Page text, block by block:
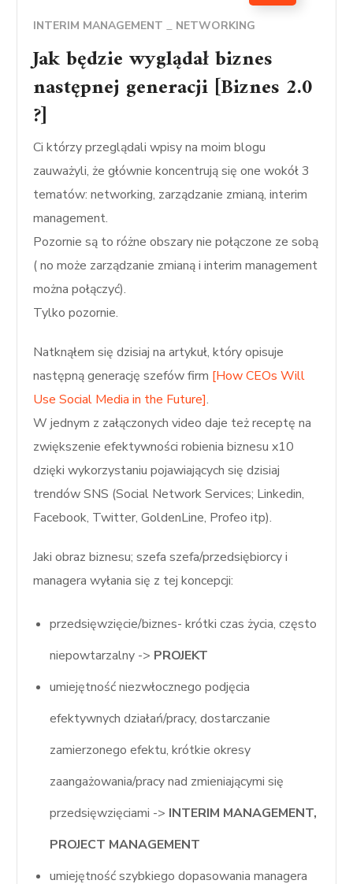
INTERIM MANAGEMENT NETWORKING
Jak będzie wyglądał biznes
następnej generacji [Biznes 2.0
?]
Ci którzy przeglądali wpisy na moim blogu
zauważyli, że głównie koncentrują się one wokół 3
tematów: networking, zarządzanie zmianą, interim
management.
Pozornie są to różne obszary nie połączone ze sobą
( no może zarządzanie zmianą i interim management
można połączyć).
Tylko pozornie.
Natknąłem się dzisiaj na artykuł, który opisuje
następną generację szefów firm [How CEOs Will
Use Social Media in the Future].
W jednym z załączonych video daje też receptę na
zwiększenie efektywności robienia biznesu x10
dzięki wykorzystaniu pojawiających się dzisiaj
trendów SNS (Social Network Services; Linkedin,
Facebook, Twitter, GoldenLine, Profeo itp).
Jaki obraz biznesu; szefa szefa/przedsiębiorcy i
managera wyłania się z tej koncepcji:
przedsięwzięcie/biznes- krótki czas życia, często
niepowtarzalny -> PROJEKT
umiejętność niezwłocznego podjęcia
efektywnych działań/pracy, dostarczanie
zamierzonego efektu, krótkie okresy
zaangażowania/pracy nad zmieniającymi się
przedsięwzięciami -> INTERIM MANAGEMENT,
PROJECT MANAGEMENT
umiejętność szybkiego dopasowania managera